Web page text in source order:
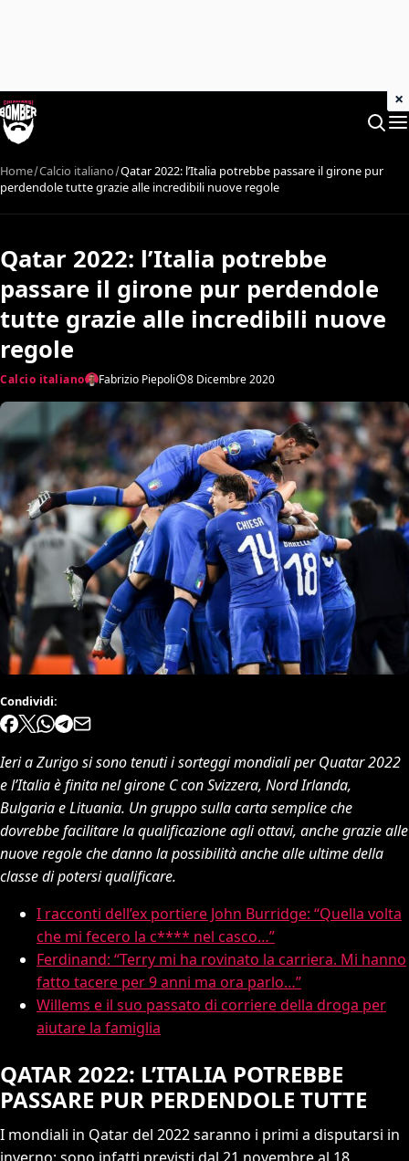
Home Calcio italiano Qatar 2022: l’Italia potrebbe passare il girone pur
perdendole tutte grazie alle incredibili nuove regole
Qatar 2022: l’Italia potrebbe
passare il girone pur perdendole
tutte grazie alle incredibili nuove
regole
Calcio italiano Fabrizio Piepoli 8 Dicembre 2020
Condividi:
Ieri a Zurigo si sono tenuti i sorteggi mondiali per Quatar 2022
e l’Italia è finita nel girone C con Svizzera, Nord Irlanda,
Bulgaria e Lituania. Un gruppo sulla carta semplice che
dovrebbe facilitare la qualificazione agli ottavi, anche grazie alle
nuove regole che danno la possibilità anche alle ultime della
classe di potersi qualificare.
I racconti dell’ex portiere John Burridge: “Quella volta
che mi fecero la c**** nel casco…”
Ferdinand: “Terry mi ha rovinato la carriera. Mi hanno
fatto tacere per 9 anni ma ora parlo…”
Willems e il suo passato di corriere della droga per
aiutare la famiglia
QATAR 2022: L’ITALIA POTREBBE
PASSARE PUR PERDENDOLE TUTTE
I mondiali in Qatar del 2022 saranno i primi a disputarsi in
×